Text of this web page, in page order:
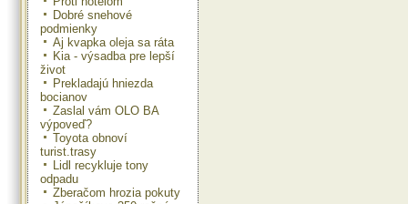
Dobré snehové
podmienky
Aj kvapka oleja sa ráta
Kia - výsadba pre lepší
život
Prekladajú hniezda
bocianov
Zaslal vám OLO BA
výpoveď?
Toyota obnoví
turist.trasy
Lidl recykluje tony
odpadu
Zberačom hrozia pokuty